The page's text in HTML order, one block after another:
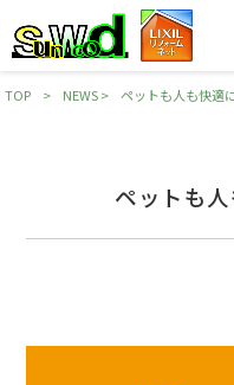
TOP > NEWS> ペットも人も快適
ペットも